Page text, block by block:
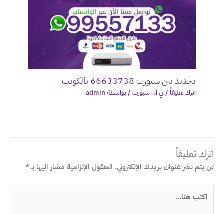
تجديد بين سبورت 66633738 بالكويت
اترك تعليقاً /بي ان سبورت / بواسطة admin
اترك تعليقاً
لن يتم نشر عنوان بريدك الإلكتروني. الحقول الإلزامية مشار إليها بـ*